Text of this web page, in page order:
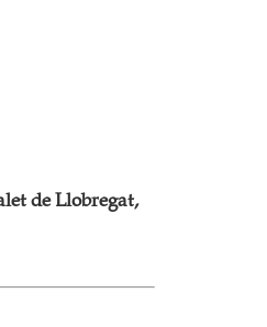
de Llobregat,